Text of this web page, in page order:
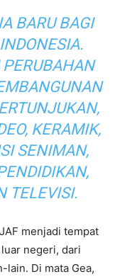
BARU BAGI
KERAMIK,
SENIMAN,
TELEVISI.
menjadi tempat
negeri, dari
lain. Di mata Gea,